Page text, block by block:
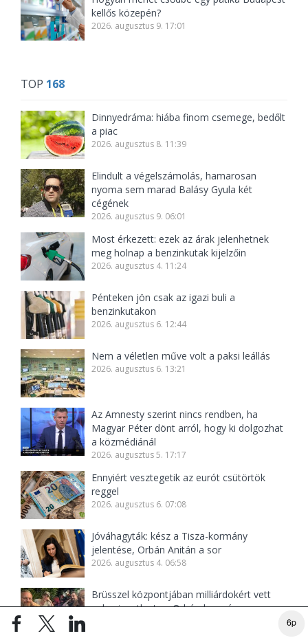
6p
kellős közepén?
2026. augusztus 9. 17:01
TOP 168
Dinnyedráma: hiába finom csemege, bedőlt
a piac
2026. augusztus 8. 11:39
Elindult a végelszámolás, hamarosan
nyoma sem marad Balásy Gyula két
cégének
2026. augusztus 9. 06:01
Most érkezett: ezek az árak jelenhetnek
meg holnap a benzinkutak kijelzőin
2026. augusztus 4. 11:24
Pénteken jön csak az igazi buli a
benzinkutakon
2026. augusztus 6. 12:44
Nem a véletlen műve volt a paksi leállás
2026. augusztus 6. 13:21
Az Amnesty szerint nincs rendben, ha
Magyar Péter dönt arról, hogy ki dolgozhat
a közmédiánál
2026. augusztus 5. 17:17
Ennyiért vesztegetik az eurót csütörtök
reggel
2026. augusztus 6. 07:08
Jóváhagyták: kész a Tisza-kormány
jelentése, Orbán Anitán a sor
2026. augusztus 4. 06:58
Brüsszel központjában milliárdokért vett
volna ingatlant az Orbán-kormány